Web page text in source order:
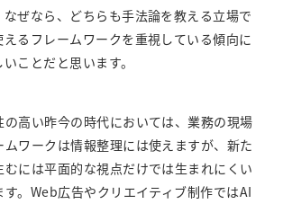
ぜなら、どちらも手法論を教える立場で
るフレームワークを重視している傾向に
ことだと思います。
の高い昨今の時代においては、業務の現場
ムワークは情報整理には使えますが、新た
むには平面的な視点だけでは生まれにくい
す。Web広告やクリエイティブ制作ではAI